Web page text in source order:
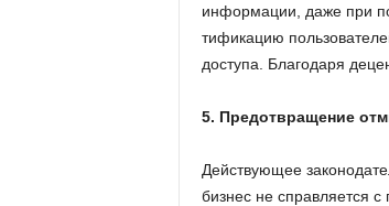
ин­фор­ма­ции, даже при
ти­фи­ка­цию
до­сту­па. Бла­го­да­ря
5. Предотвращение
Дей­ству­ю­щее
биз­нес не справ­ля­ет­ся